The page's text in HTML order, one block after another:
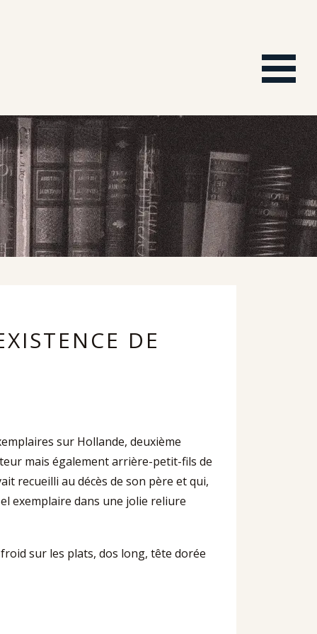
DE
sur Hollande, deuxième
mais également arrière-petit-fils de
recueilli au décès de son père et qui,
exemplaire dans une jolie reliure
sur les plats, dos long, tête dorée